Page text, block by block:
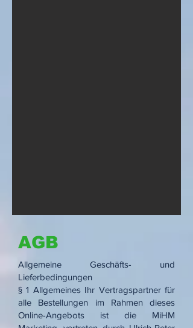
AGB
Allgemeine Geschäfts- und
Lieferbedingungen
§ 1 Allgemeines Ihr Vertragspartner für
alle Bestellungen im Rahmen dieses
Online-Angebots ist die MiHM